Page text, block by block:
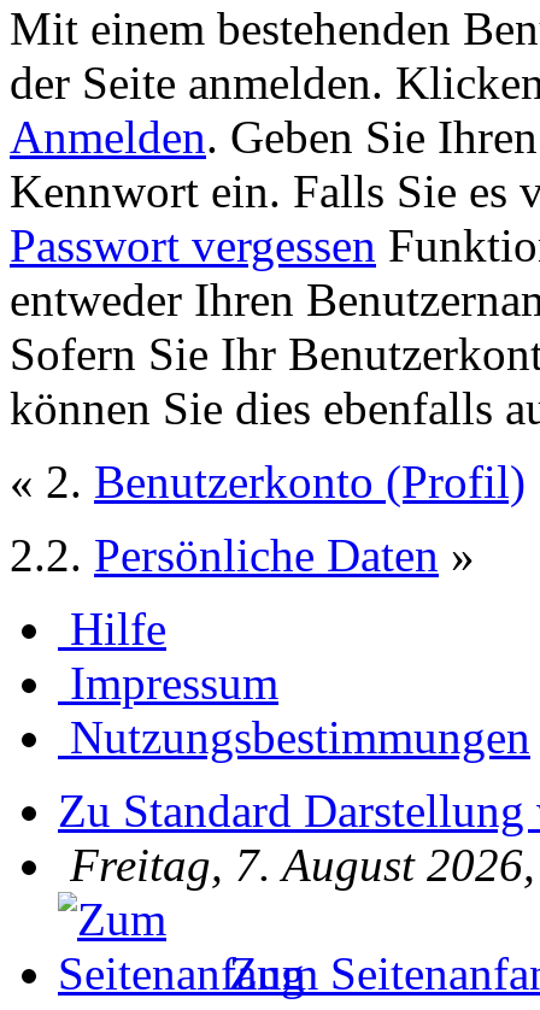
Mit einem bestehenden
der Seite anmelden.
Anmelden. Geben Sie
Kennwort ein. Falls Sie es
Passwort vergessen
entweder Ihren
Sofern Sie Ihr
können Sie dies ebenfalls
« 2. Benutzerkonto (Profil)
2.2. Persönliche Daten »
Hilfe
Impressum
Nutzungsbestimmungen
Zu Standard Darstellung
Freitag, 7. August
Zum